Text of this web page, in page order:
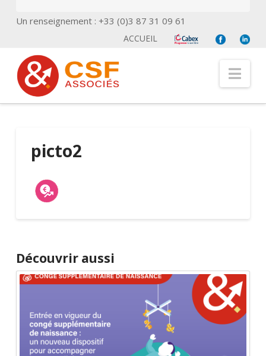
Un renseignement : +33 (0)3 87 31 09 61
ACCUEIL
picto2
Découvrir aussi